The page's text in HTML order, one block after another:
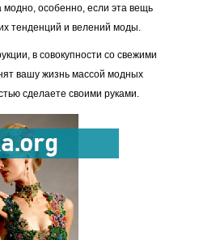
модно, особенно, если эта вещь
тенденций и велений моды.
в совокупности со свежими
вашу жизнь массой модных
сделаете своими руками.